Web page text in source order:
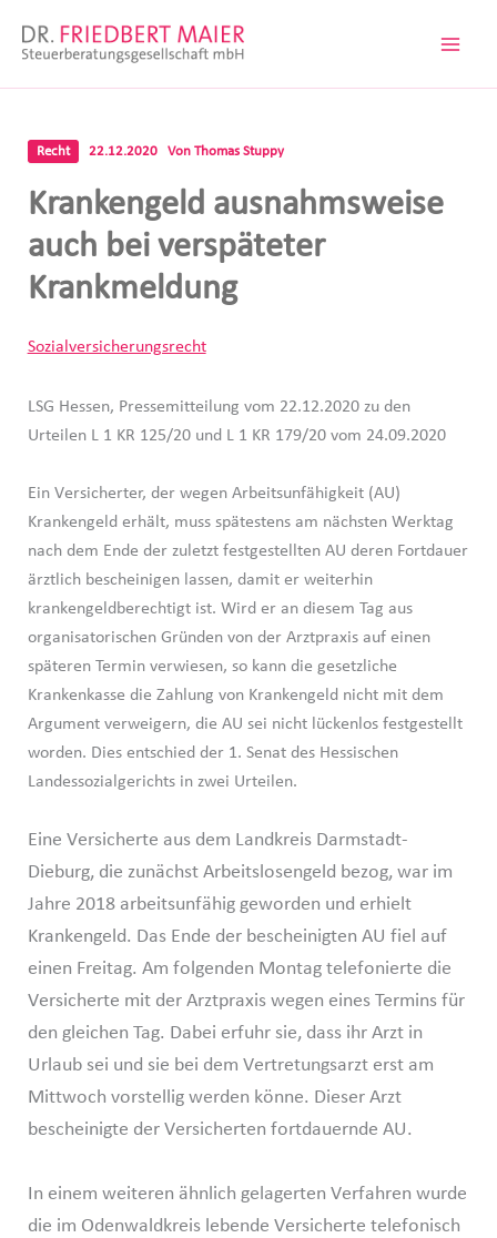
Inhalt
Recht 22.12.2020 Von Thomas Stuppy
Krankengeld ausnahmsweise
auch bei verspäteter
Krankmeldung
Sozialversicherungsrecht
LSG Hessen, Pressemitteilung vom 22.12.2020 zu den
Urteilen L 1 KR 125/20 und L 1 KR 179/20 vom 24.09.2020
Ein Versicherter, der wegen Arbeitsunfähigkeit (AU)
Krankengeld erhält, muss spätestens am nächsten Werktag
nach dem Ende der zuletzt festgestellten AU deren Fortdauer
ärztlich bescheinigen lassen, damit er weiterhin
krankengeldberechtigt ist. Wird er an diesem Tag aus
organisatorischen Gründen von der Arztpraxis auf einen
späteren Termin verwiesen, so kann die gesetzliche
Krankenkasse die Zahlung von Krankengeld nicht mit dem
Argument verweigern, die AU sei nicht lückenlos festgestellt
worden. Dies entschied der 1. Senat des Hessischen
Landessozialgerichts in zwei Urteilen.
Eine Versicherte aus dem Landkreis Darmstadt-
Dieburg, die zunächst Arbeitslosengeld bezog, war im
Jahre 2018 arbeitsunfähig geworden und erhielt
Krankengeld. Das Ende der bescheinigten AU fiel auf
einen Freitag. Am folgenden Montag telefonierte die
Versicherte mit der Arztpraxis wegen eines Termins für
den gleichen Tag. Dabei erfuhr sie, dass ihr Arzt in
Urlaub sei und sie bei dem Vertretungsarzt erst am
Mittwoch vorstellig werden könne. Dieser Arzt
bescheinigte der Versicherten fortdauernde AU.
In einem weiteren ähnlich gelagerten Verfahren wurde
die im Odenwaldkreis lebende Versicherte telefonisch